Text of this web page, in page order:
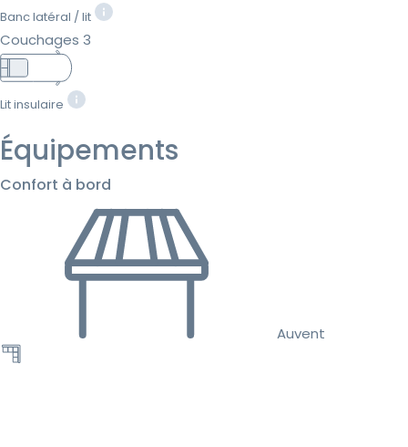
Banc latéral / lit
Couchages 3
Lit insulaire
Équipements
Confort à bord
Auvent